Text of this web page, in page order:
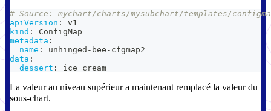
# Source: mychart/charts/mysubchart/templates/
apiVersion :
v1
kind :
ConfigMap
metadata :
name : unhinged - bee - cfgmap2
data :
dessert : ice cream
La valeur au niveau supérieur a maintenant remplacé la valeur du
sous-chart.